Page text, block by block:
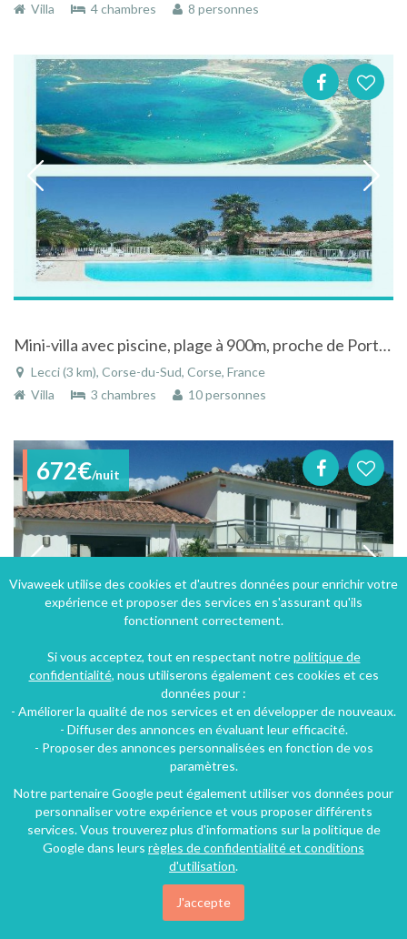
Villa
4 chambres 8 personnes
Mini-villa avec piscine, plage à 900m, proche de Porto Vecchio en Corse du sud, location minibus
Lecci (3 km), Corse-du-Sud, Corse, France
Villa
3 chambres 10 personnes
672€/nuit
Lecci (3 km), Corse-du-Sud, Corse, France
Vivaweek utilise des cookies et d'autres données pour enrichir votre
expérience et proposer des services en s'assurant qu'ils
fonctionnent correctement.
Si vous acceptez, tout en respectant notrepolitique de
confidentialité, nous utiliserons également ces cookies et ces
données pour :
- Améliorer la qualité de nos services et en développer de nouveaux.
- Diffuser des annonces en évaluant leur efficacité.
- Proposer des annonces personnalisées en fonction de vos
paramètres.
Notre partenaire Google peut également utiliser vos données pour
personnaliser votre expérience et vous proposer différents
services. Vous trouverez plus d'informations sur la politique de
Google dans leurs règles de confidentialité et conditions
d'utilisation.
J'accepte